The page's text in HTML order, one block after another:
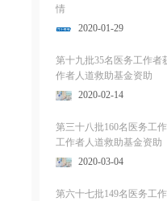
情
2020-01-29
第十九批35名医务工作者
作者人道救助基金资助
2020-02-14
第三十八批160名医务工
工作者人道救助基金资助
2020-03-04
第六十七批149名医务工